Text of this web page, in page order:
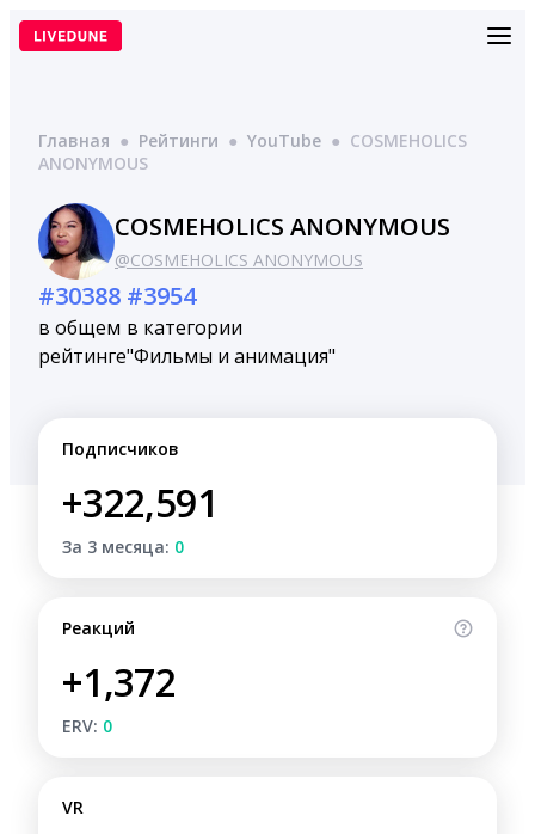
Перейти
Главная ● Рейтинги ● YouTube ● COSMEHOLICS
ANONYMOUS
COSMEHOLICS ANONYMOUS
@COSMEHOLICS ANONYMOUS
#30388
в общем
рейтинге
#3954
в категории
"Фильмы и анимация"
Подписчиков
+322,591
За 3 месяца: 0
Реакций
+1,372
ERV: 0
VR